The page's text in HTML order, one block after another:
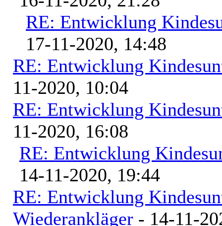
RE: Entwicklung
17-11-2020, 14:48
RE: Entwicklung
11-2020, 10:04
RE: Entwicklung
11-2020, 16:08
RE: Entwicklung
14-11-2020, 19:44
RE: Entwicklung
Wiederankläger - 14-11-